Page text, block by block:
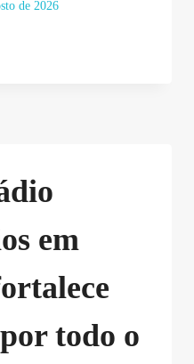
de 2026
em
todo o